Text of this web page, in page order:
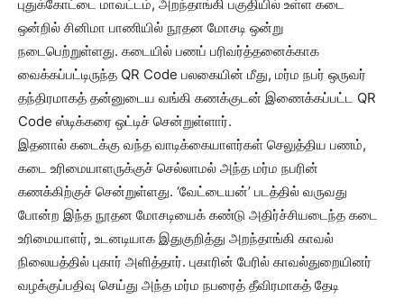
புதுக்கோட்டை மாவட்டம், அறந்தாங்கி பகுதியில் உள்ள கடை
ஒன்றில் சினிமா பாணியில் நூதன மோசடி ஒன்று
நடைபெற்றுள்ளது. கடையில் பணப் பரிவர்த்தனைக்காக
வைக்கப்பட்டிருந்த QR Code பலகையின் மீது, மர்ம நபர் ஒருவர்
தந்திரமாகத் தன்னுடைய வங்கி கணக்குடன் இணைக்கப்பட்ட QR
Code ஸ்டிக்கரை ஒட்டிச் சென்றுள்ளார்.
இதனால் கடைக்கு வந்த வாடிக்கையாளர்கள் செலுத்திய பணம்,
கடை உரிமையாளருக்குச் செல்லாமல் அந்த மர்ம நபரின்
கணக்கிற்குச் சென்றுள்ளது. ‘வேட்டையன்’ படத்தில் வருவது
போன்ற இந்த நூதன மோசடியைக் கண்டு அதிர்ச்சியடைந்த கடை
உரிமையாளர், உடனடியாக இதுகுறித்து அறந்தாங்கி காவல்
நிலையத்தில் புகார் அளித்தார். புகாரின் பேரில் காவல்துறையினர்
வழக்குப்பதிவு செய்து அந்த மர்ம நபரைத் தீவிரமாகத் தேடி